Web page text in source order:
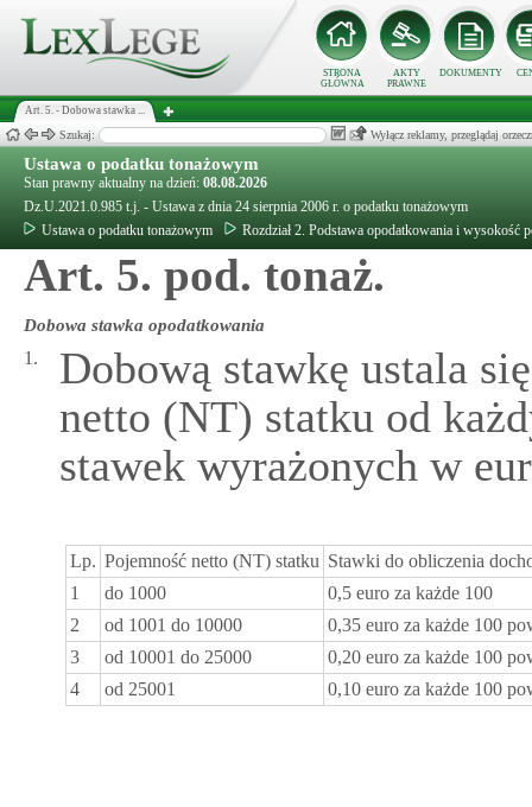
STRONA
GŁÓWNA
AKTY
PRAWNE
DOKUMENTY
Art. 5. - Dobowa stawka ...
Szukaj: Wyłącz reklamy, przeglądaj
Ustawa o podatku tonażowym
Stan prawny aktualny na dzień: 08.08.2026
Dz.U.2021.0.985 t.j. - Ustawa z dnia 24 sierpnia 2006 r. o podatku tonażowym
Ustawa o podatku tonażowym
Rozdział 2. Podstawa opodatkowania i wysokość
Art. 5. pod. tonaż.
Dobowa stawka opodatkowania
1.
Dobową stawkę ustala
netto (NT) statku od
stawek wyrażonych w
Lp. Pojemność netto (NT) statku Stawki do obliczenia
1
do 1000
0,5 euro za każde 100
2
od 1001 do 10000
0,35 euro za każde 100
3
od 10001 do 25000
0,20 euro za każde 100
4
od 25001 0,10 euro za każde 100